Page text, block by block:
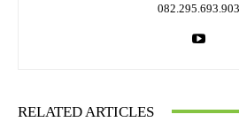
082.295.693.903
RELATED ARTICLES